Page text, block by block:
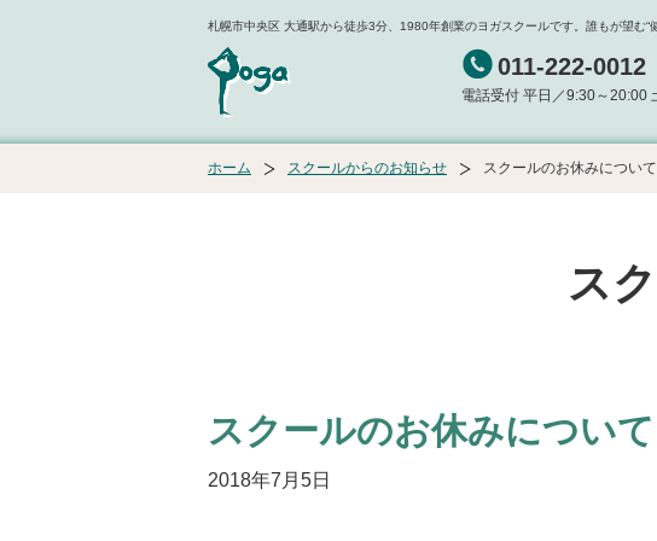
札幌市中央区 大通駅から徒歩3分、1980年創業のヨガスクールです。誰もが望む
011-222-0012
電話受付 平日／9:30～20:00
ホーム スクールからのお知らせ スクールのお休みについて
ス
スクールのお休みについて
2018年7月5日